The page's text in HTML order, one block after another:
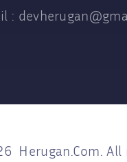
:
Herugan.Com. All